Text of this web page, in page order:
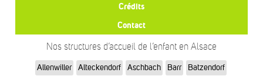
Crédits
Contact
Nos structures d’accueil de l’enfant en Alsace
Allenwiller Alteckendorf Aschbach Barr
Batzendorf